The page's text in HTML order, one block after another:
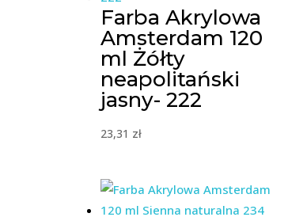
Farba Akrylowa
Amsterdam 120
ml Żółty
neapolitański
jasny- 222
23,31 zł